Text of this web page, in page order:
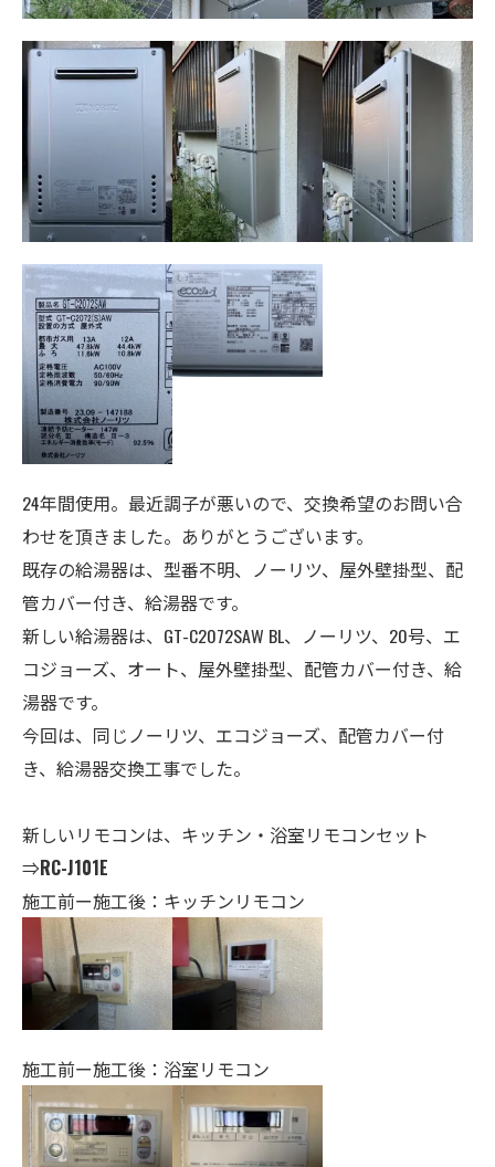
24年間使用。最近調子が悪いので、交換希望のお問い合
わせを頂きました。ありがとうございます。
既存の給湯器は、型番不明、ノーリツ、屋外壁掛型、配
管カバー付き、給湯器です。
新しい給湯器は、GT-C2072SAW BL、ノーリツ、20号、エ
コジョーズ、オート、 屋外壁掛型、配管カバー付き、給
湯器です。
今回は、同じノーリツ、エコジョーズ、配管カバー付
き、給湯器交換工事でした。
新しいリモコンは、キッチン・ 浴室リモコンセット
⇒RC-J101E
施工前ー施工後：キッチンリモコン
施工前ー施工後：浴室リモコン